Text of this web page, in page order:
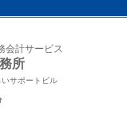
会計サービス
所
サポートビル